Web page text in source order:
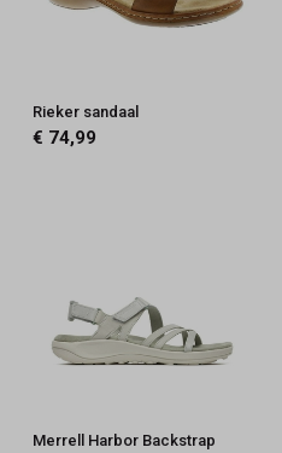
Rieker sandaal
€ 74,99
Merrell Harbor Backstrap